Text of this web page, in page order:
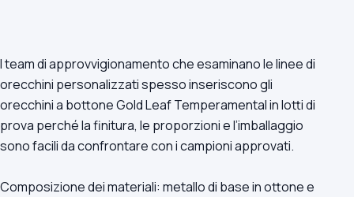
I team di approvvigionamento che esaminano le linee di
orecchini personalizzati spesso inseriscono gli
orecchini a bottone Gold Leaf Temperamental in lotti di
prova perché la finitura, le proporzioni e l’imballaggio
sono facili da confrontare con i campioni approvati.
Composizione dei materiali: metallo di base in ottone e